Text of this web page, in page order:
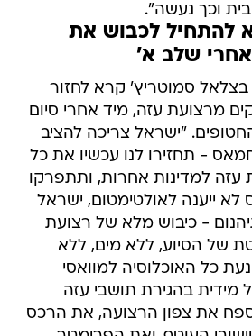
וכך נעשה".
להתחיל לכבוש את
שלב א'
בצלאל סמוטריץ' קרא לחזור
מרצועת עזה, מיד אחרי סיום
"ישראל צריכה להציב
- תחזירו לנו עכשיו את כל
עזה למדינות אחרות, ותתפרקו
ייענה לאולטימטום, ישראל
- כיבוש מלא של רצועת
של הסיוע, ללא מים, ללא
כל האוכלוסיה למוואסי
בהגירת תושבי עזה
את צפון הרצועה, את הרכס